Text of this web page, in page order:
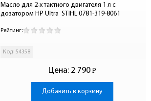
Масло для 2-х тактного двигателя 1 л с
дозатором HP Ultra  STIHL 0781-319-8061
Рейтинг:
Код: 54358
Цена: 2 790 Р
-
Добавить в корзину